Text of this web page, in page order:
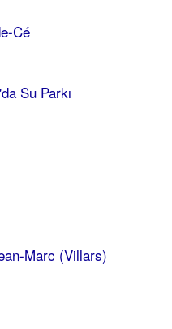
Cé
Su Parkı
Marc (Villars)